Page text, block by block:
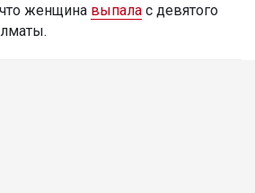
женщина выпала с девятого